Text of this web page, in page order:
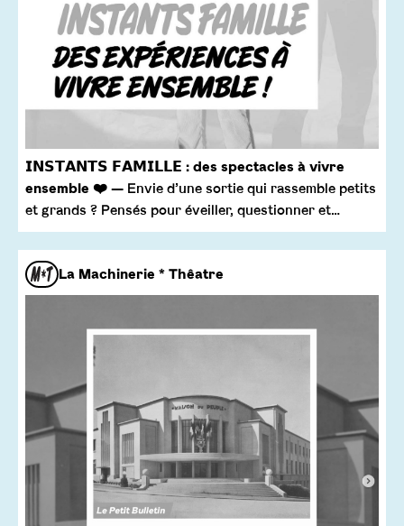
𝗜𝗡𝗦𝗧𝗔𝗡𝗧𝗦 𝗙𝗔𝗠𝗜𝗟𝗟𝗘 : des spectacles à vivre
ensemble ❤️ — Envie d’une sortie qui rassemble petits
et grands ? Pensés pour éveiller, questionner et…
La Machinerie * Thêatre